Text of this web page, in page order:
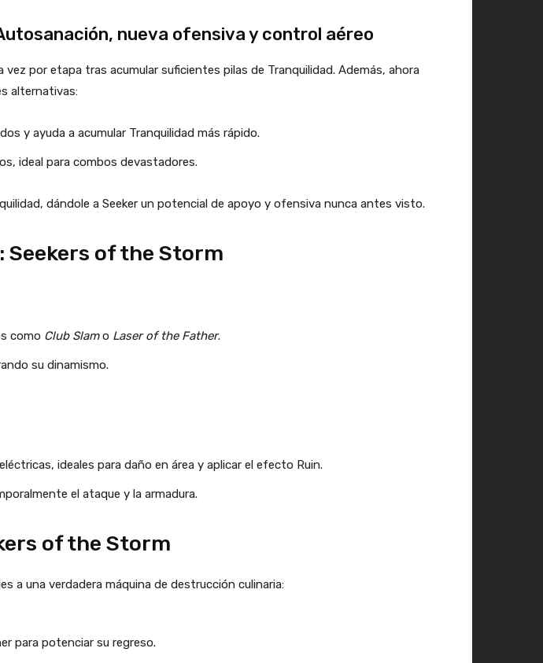
nueva ofensiva y control aéreo
vez por etapa tras acumular suficientes pilas de Tranquilidad. Además, ahora
alternativas:
y ayuda a acumular Tranquilidad más rápido.
ideal para combos devastadores.
dándole a Seeker un potencial de apoyo y ofensiva nunca antes visto.
Seekers of the Storm
como Club Slamo Laser of the Father.
su dinamismo.
ideales para daño en área y aplicar el efecto Ruin.
el ataque y la armadura.
of the Storm
a una verdadera máquina de destrucción culinaria:
para potenciar su regreso.